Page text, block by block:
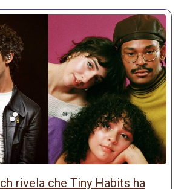
rivela che Tiny Habits ha